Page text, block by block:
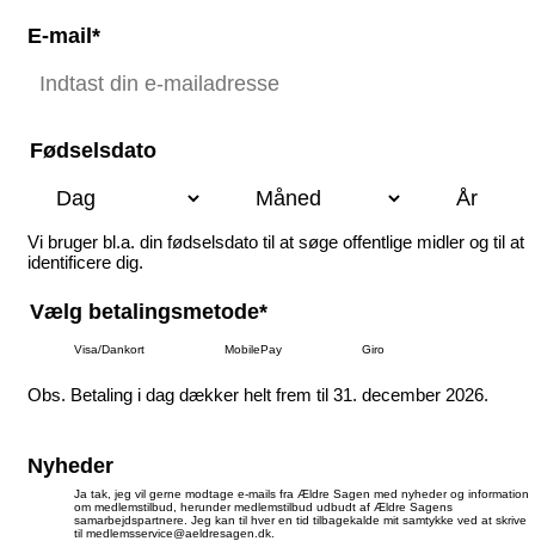
E-mail*
Fødselsdato
Vi bruger bl.a. din fødselsdato til at søge offentlige midler og til at
identificere dig.
Vælg betalingsmetode*
Visa/Dankort MobilePay Giro
Obs. Betaling i dag dækker helt frem til 31. december 2026.
Nyheder
Ja tak, jeg vil gerne modtage e-mails fra Ældre Sagen med nyheder og information
om medlemstilbud, herunder medlemstilbud udbudt af Ældre Sagens
samarbejdspartnere. Jeg kan til hver en tid tilbagekalde mit samtykke ved at skrive
til medlemsservice@aeldresagen.dk.